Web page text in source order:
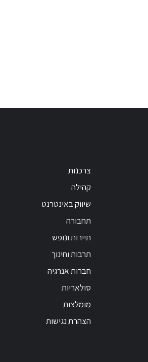
צרכנות
קהילה
שיווק באינטרנט
תחבורה
תיירות ונופש
תרבות וחינוך
חברות אנרגיה
סולאריות
מומלצות
הצהרת נגישות